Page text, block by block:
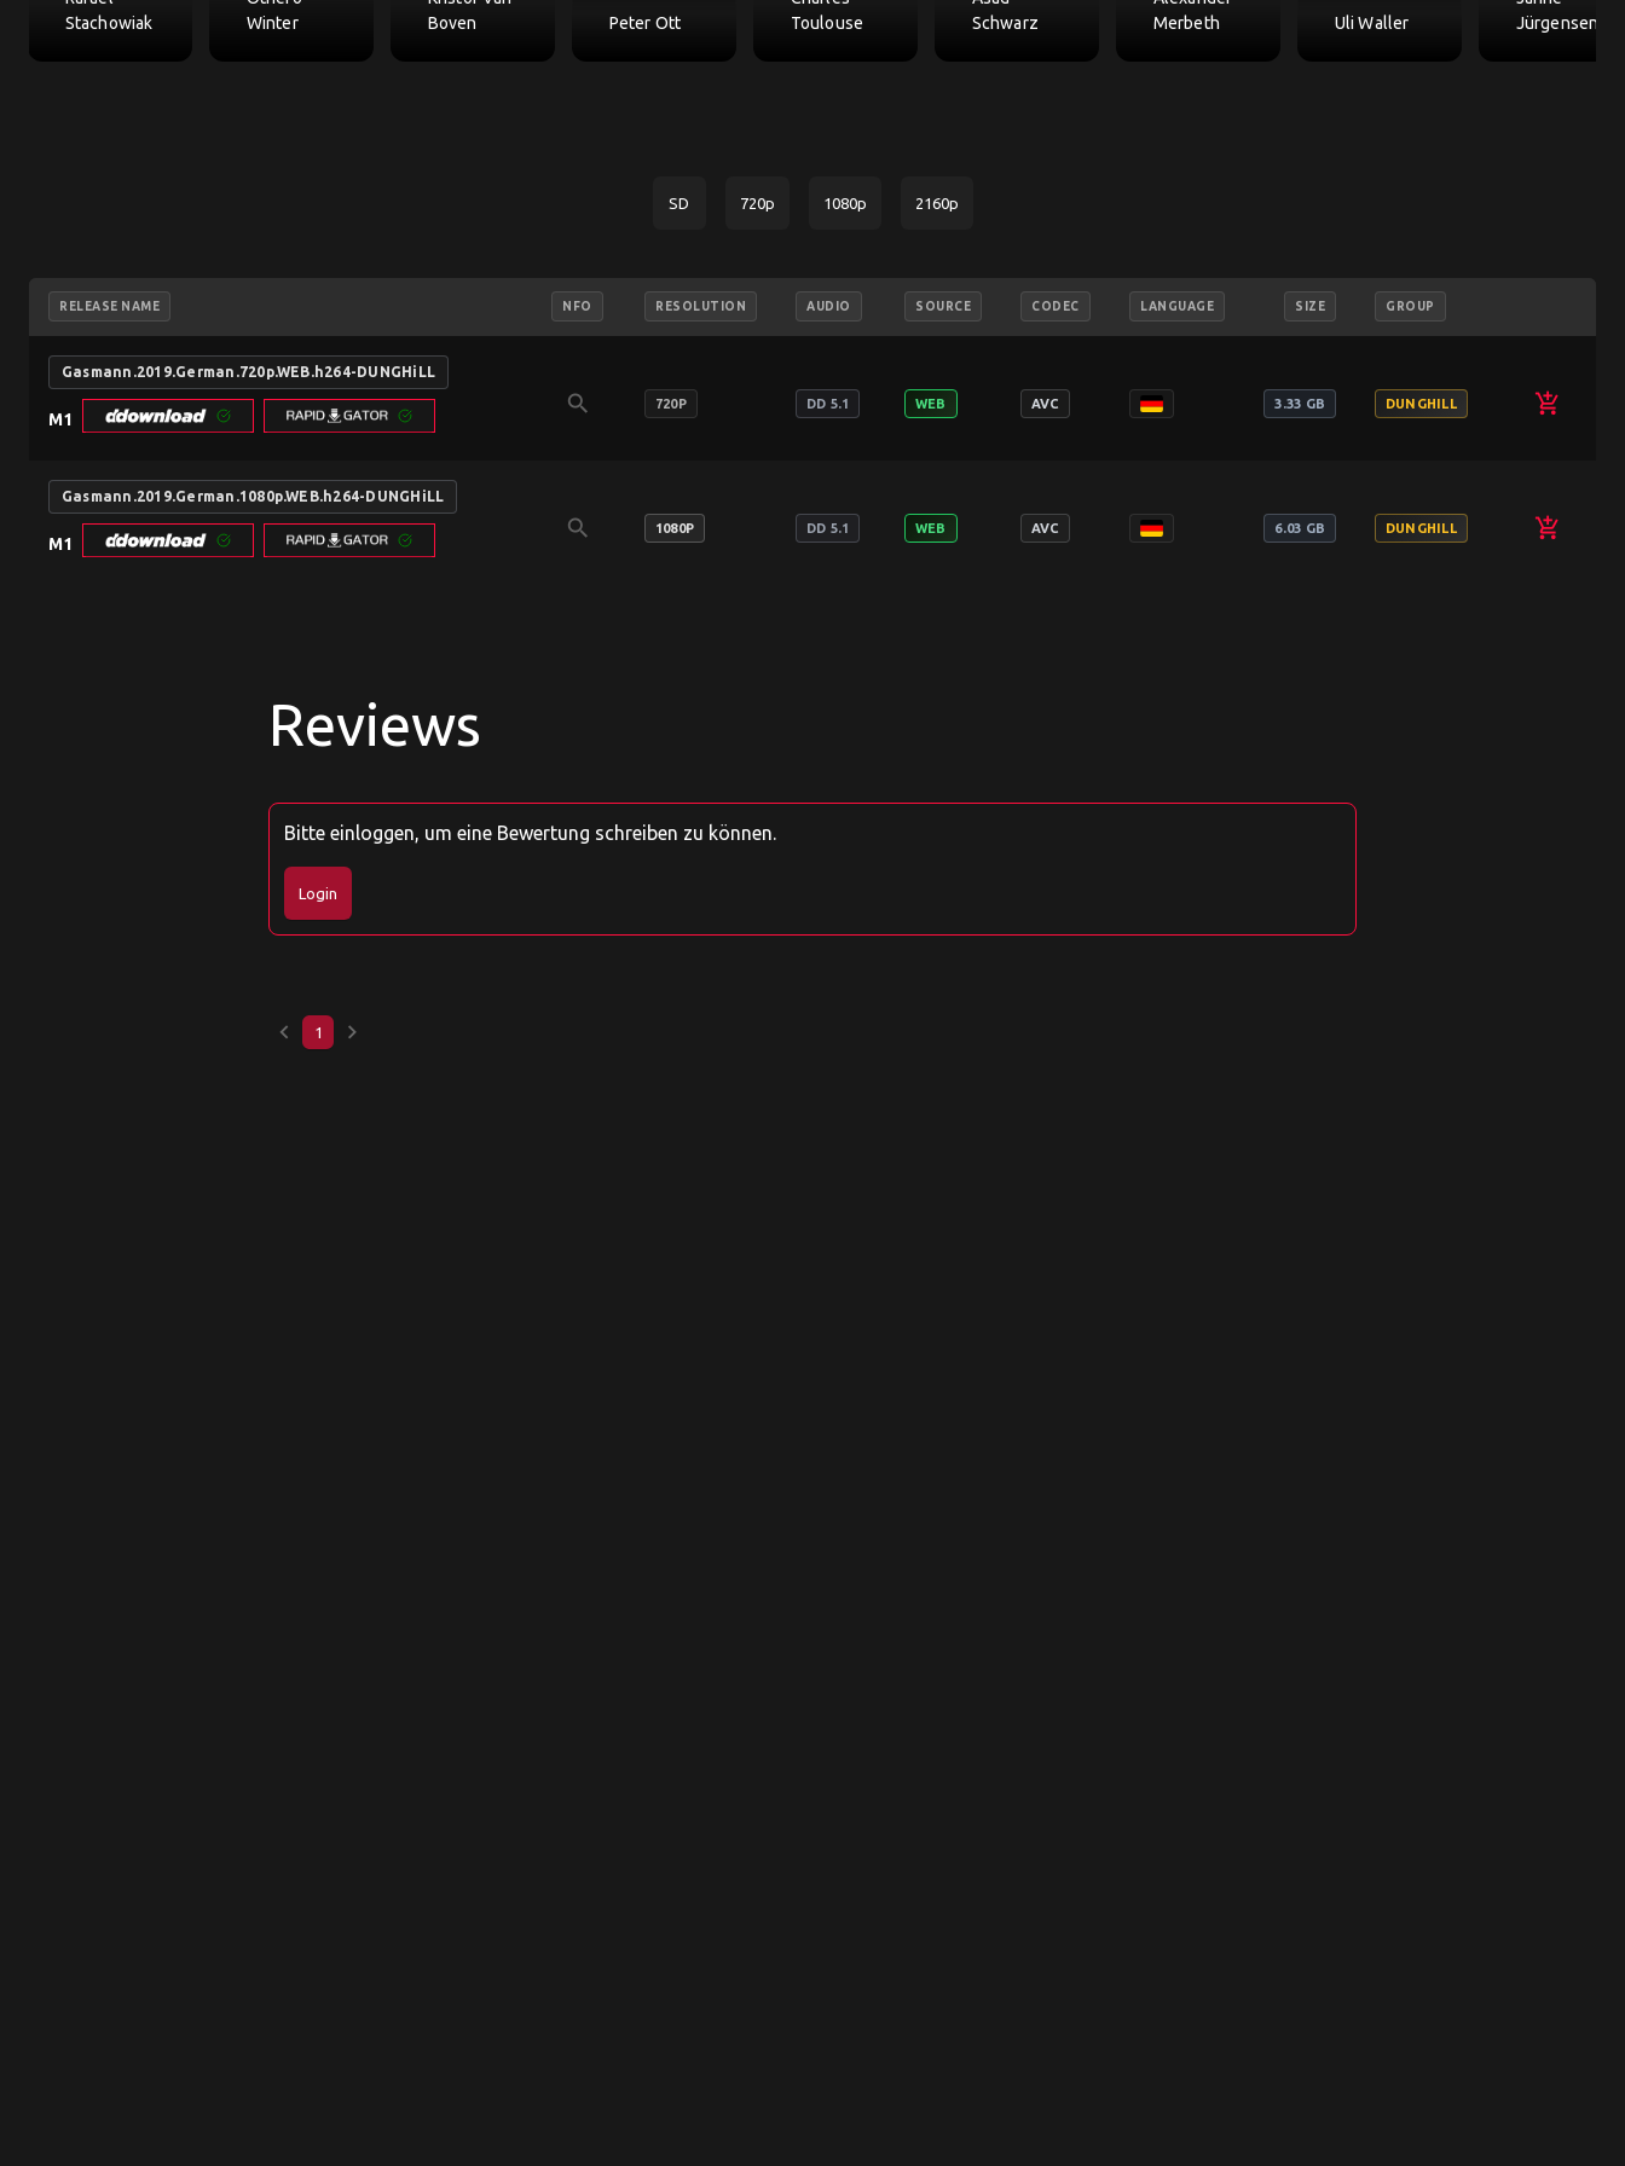
Stachowiak
Winter
Boven
Peter Ott
Toulouse
Schwarz
Merbeth
Uli Waller
Jürgensen
SD 720p 1080p 2160p
RELEASE NAME NFO RESOLUTION AUDIO SOURCE CODEC LANGUAGE SIZE GROUP
Gasmann.2019.German.720p.WEB.h264-DUNGHiLL
M1
search 720P DD 5.1 WEB AVC 3.33 GB DUNGHILL add_shopping_cart
Gasmann.2019.German.1080p.WEB.h264-DUNGHiLL
M1
search 1080P DD 5.1 WEB AVC 6.03 GB DUNGHILL add_shopping_cart
Reviews
Bitte einloggen, um eine Bewertung schreiben zu können.
Login
keyboard_arrow_left 1 keyboard_arrow_right